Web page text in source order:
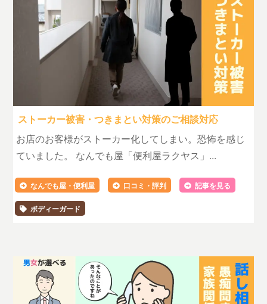
ストーカー被害・つきまとい対策のご相談対応
お店のお客様がストーカー化してしまい。恐怖を感じ
ていました。 なんでも屋「便利屋ラクヤス」...
なんでも屋・便利屋 口コミ・評判 記事を見る
ボディーガード